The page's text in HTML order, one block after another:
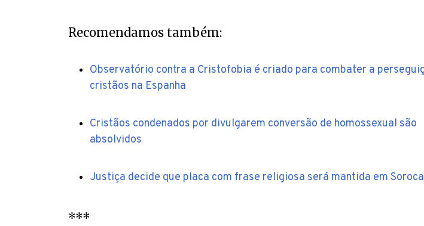
Recomendamos também:
Observatório contra a Cristofobia é criado para combater a
cristãos na Espanha
Cristãos condenados por divulgarem conversão de homossexual são
absolvidos
Justiça decide que placa com frase religiosa será mantida em
***